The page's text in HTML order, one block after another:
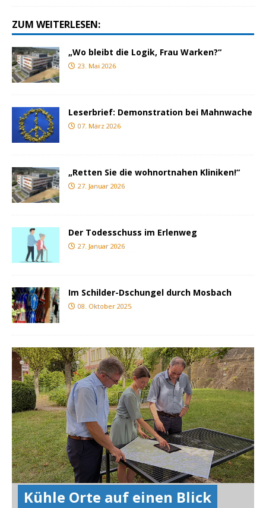
ZUM WEITERLESEN:
„Wo bleibt die Logik, Frau Warken?“
23. Mai 2026
Leserbrief: Demonstration bei Mahnwache
07. März 2026
„Retten Sie die wohnortnahen Kliniken!“
27. Januar 2026
Der Todesschuss im Erlenweg
27. Januar 2026
Im Schilder-Dschungel durch Mosbach
08. Oktober 2025
Kühle Orte auf einen Blick